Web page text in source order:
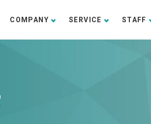
COMPANY SERVICE STAFF